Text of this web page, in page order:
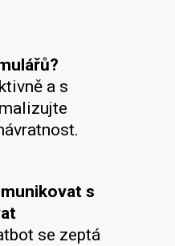
a s
s
se zeptá